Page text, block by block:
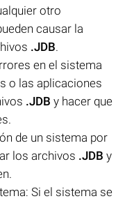
otro
causar la
.JDB.
en el sistema
o las aplicaciones
.JDB y hacer que
de un sistema por
los archivos .JDB y
Si el sistema se